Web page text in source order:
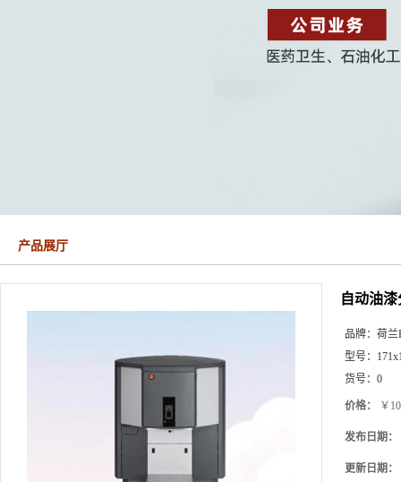
产品展厅
自动油
品牌： 荷兰
型号：
货号： 0
价格： ￥
发布日期：
更新日期：